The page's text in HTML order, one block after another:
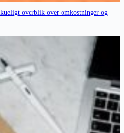
overblik over omkostninger og